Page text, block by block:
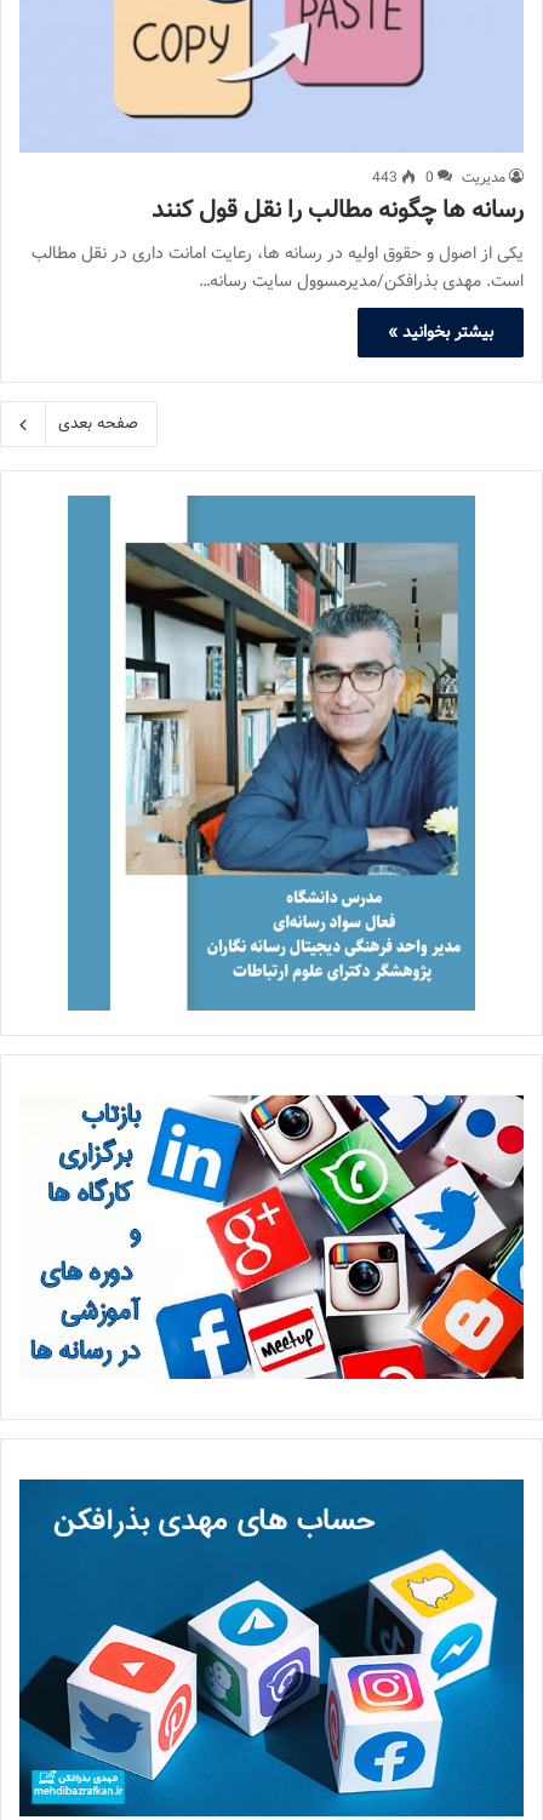
مدیریت 0
443
رسانه ها چگونه مطالب را نقل قول کنند
یکی از اصول و حقوق اولیه در رسانه ها، رعایت امانت داری در نقل مطالب
است. مهدی بذرافکن/مدیرمسوول سایت رسانه…
بیشتر بخوانید »
صفحه بعدی